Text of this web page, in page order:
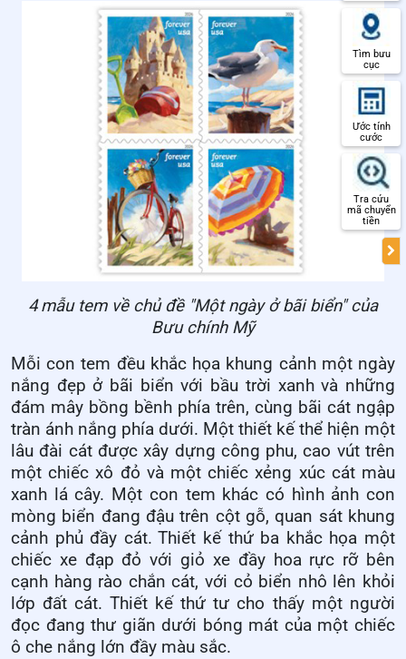
4 mẫu tem về chủ đề "Một ngày ở bãi biển"của
Bưu chính Mỹ
Mỗi con tem đều khắc họa khung cảnh một ngày
nắng đẹp ở bãi biển với bầu trời xanh và những
đám mây bồng bềnh phía trên, cùng bãi cát ngập
tràn ánh nắng phía dưới. Một thiết kế thể hiện một
lâu đài cát được xây dựng công phu, cao vút trên
một chiếc xô đỏ và một chiếc xẻng xúc cát màu
xanh lá cây. Một con tem khác có hình ảnh con
mòng biển đang đậu trên cột gỗ, quan sát khung
cảnh phủ đầy cát. Thiết kế thứ ba khắc họa một
chiếc xe đạp đỏ với giỏ xe đầy hoa rực rỡ bên
cạnh hàng rào chắn cát, với cỏ biển nhô lên khỏi
lớp đất cát. Thiết kế thứ tư cho thấy một người
đọc đang thư giãn dưới bóng mát của một chiếc
ô che nắng lớn đầy màu sắc.
Tìm bưu
cục
Ước tính
cước
Tra cứu
mã chuyển
tiền